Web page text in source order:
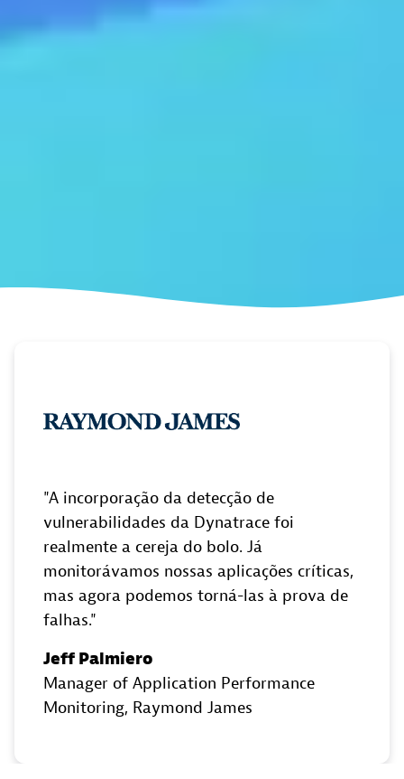
A incorporação da detecção de
vulnerabilidades da Dynatrace foi
realmente a cereja do bolo. Já
monitorávamos nossas aplicações críticas,
mas agora podemos torná-las à prova de
falhas.
Jeff Palmiero
Manager of Application Performance
Monitoring, Raymond James